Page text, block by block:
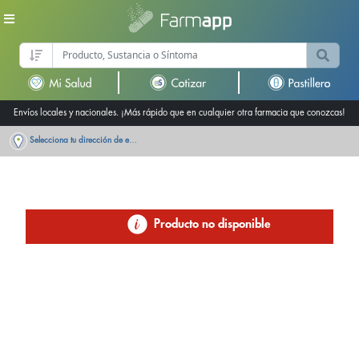
Envíos locales y nacionales. ¡Más rápido que en cualquier otra farmacia que conozcas!
Selecciona tu dirección de entrega
Producto no disponible